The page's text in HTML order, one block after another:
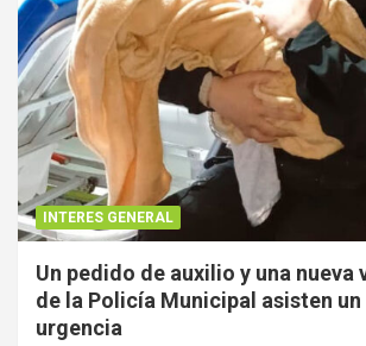
INTERES GENERAL
Un pedido de auxilio y una nueva
de la Policía Municipal asisten
urgencia